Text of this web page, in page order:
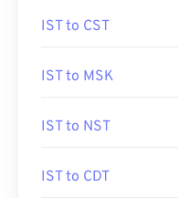
IST to CST
IST to MSK
IST to NST
IST to CDT